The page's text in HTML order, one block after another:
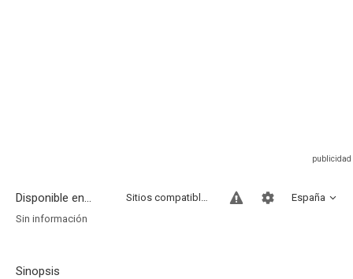
Disponible en... España
Sitios compatibles
Sin información
Sinopsis